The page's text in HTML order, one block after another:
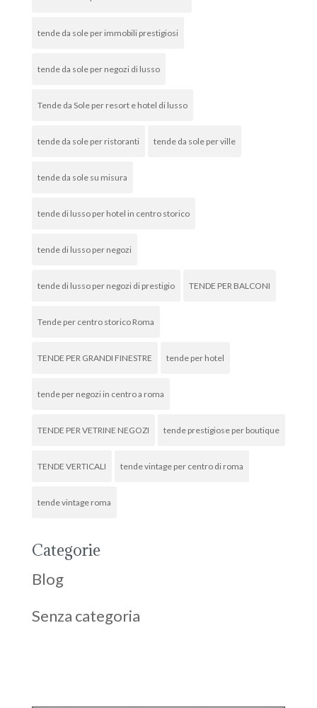
tende da sole per immobili prestigiosi
tende da sole per negozi di lusso
Tende da Sole per resort e hotel di lusso
tende da sole per ristoranti tende da sole per ville
tende da sole su misura
tende di lusso per hotel in centro storico
tende di lusso per negozi
tende di lusso per negozi di prestigio TENDE PER BALCONI
Tende per centro storico Roma
TENDE PER GRANDI FINESTRE tende per hotel
tende per negozi in centro a roma
TENDE PER VETRINE NEGOZI tende prestigiose per boutique
TENDE VERTICALI tende vintage per centro di roma
tende vintage roma
Categorie
Blog
Senza categoria